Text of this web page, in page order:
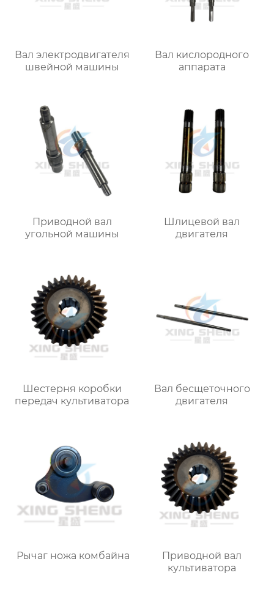
Вал электродвигателя
швейной машины
Вал кислородного
аппарата
Приводной вал
угольной машины
Шлицевой вал
двигателя
Шестерня коробки
передач культиватора
Вал бесщеточного
двигателя
Рычаг ножа комбайна
Приводной вал
культиватора